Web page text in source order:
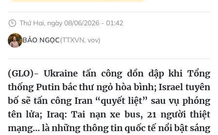
Thứ Hai, ngày 08/06/2026 - 01:42
BẢO NGỌC(TTXVN, vov)
(GLO)- Ukraine tấn công dồn dập khi Tổng
thống Putin bác thư ngỏ hòa bình; Israel tuyên
bố sẽ tấn công Iran “quyết liệt” sau vụ phóng
tên lửa; Iraq: Tai nạn xe bus, 21 người thiệt
mạng... là những thông tin quốc tế nổi bật sáng